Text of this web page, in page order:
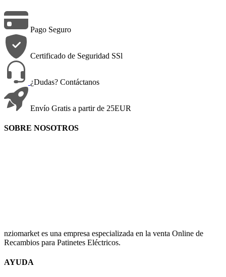
Pago Seguro
Certificado de Seguridad SSl
¿Dudas? Contáctanos
Envío Gratis a partir de 25EUR
SOBRE NOSOTROS
nziomarket es una empresa especializada en la venta Online de
Recambios para Patinetes Eléctricos.
AYUDA